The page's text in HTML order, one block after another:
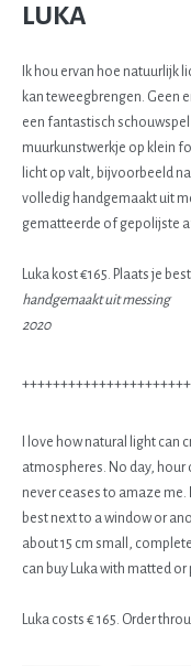
LUKA
Ik hou ervan hoe natuurlijk
kan teweegbrengen. Geen
een fantastisch
muurkunstwerkje op klein
licht op valt, bijvoorbeeld
volledig handgemaakt uit
gematteerde of gepolijste
Luka kost €165. Plaats je
handgemaakt uit messing
2020
I love how natural light
atmospheres. No day,
never ceases to amaze me.
best next to a window or
about 15 cm small,
can buy Luka with matted
Luka costs € 165. Order